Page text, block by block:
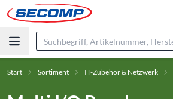
Start Sortiment IT-Zubehör & Netzwerk